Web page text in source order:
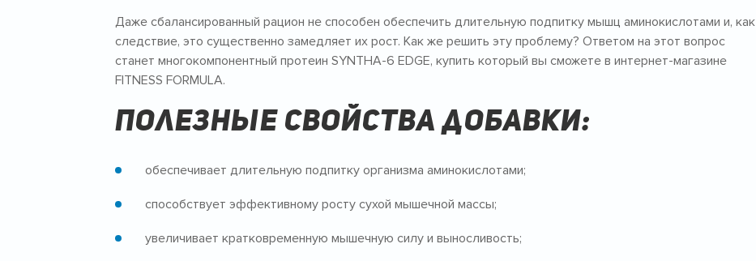
Даже сбалансированный рацион не способен обеспечить длительную подпитку мышц аминокислотами и, как
следствие, это существенно замедляет их рост. Как же решить эту проблему? Ответом на этот вопрос
станет многокомпонентный протеин SYNTHA-6 EDGE, купить который вы сможете в интернет-магазине
FITNESS FORMULA.
Полезные свойства добавки:
обеспечивает длительную подпитку организма аминокислотами;
способствует эффективному росту сухой мышечной массы;
увеличивает кратковременную мышечную силу и выносливость;